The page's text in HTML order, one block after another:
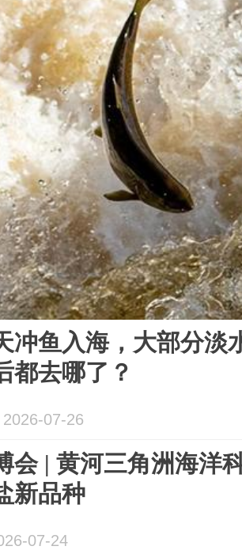
冲鱼入海，大部分淡
都去哪了？
07-26
会 | 黄河三角洲海洋
新品种
07-24